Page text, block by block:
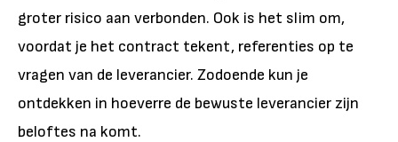
groter risico aan verbonden. Ook is het slim om,
voordat je het contract tekent, referenties op te
vragen van de leverancier. Zodoende kun je
ontdekken in hoeverre de bewuste leverancier zijn
beloftes na komt.